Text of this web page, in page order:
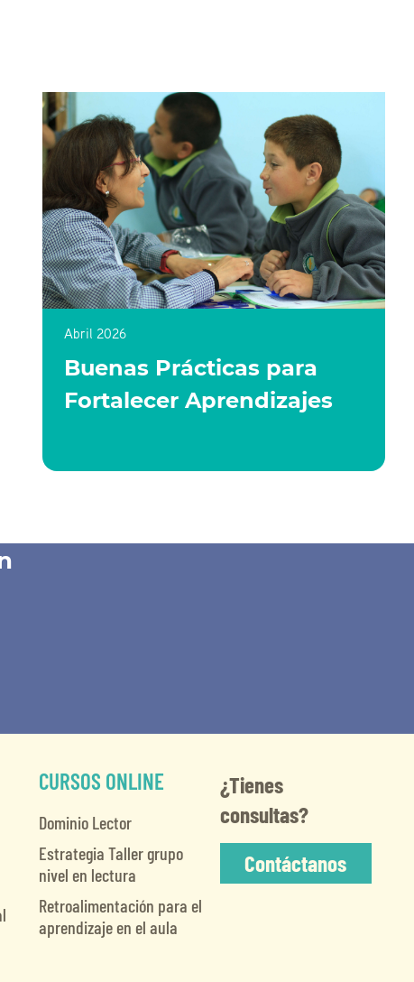
Abril 2026
Buenas Prácticas para
Fortalecer Aprendizajes
CURSOS ONLINE
Dominio Lector
Estrategia Taller grupo
nivel en lectura
Retroalimentación para el
aprendizaje en el aula
¿Tienes
consultas?
Contáctanos